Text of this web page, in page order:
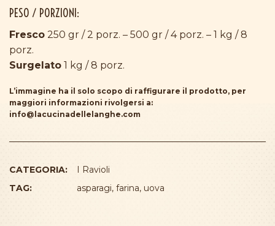
PESO / PORZIONI:
Fresco 250 gr / 2 porz. – 500 gr / 4 porz. – 1 kg / 8
porz.
Surgelato 1 kg / 8 porz.
L’immagine ha il solo scopo di raffigurare il prodotto, per
maggiori informazioni rivolgersi a:
info@lacucinadellelanghe.com
CATEGORIA:
I Ravioli
TAG:
asparagi, farina, uova